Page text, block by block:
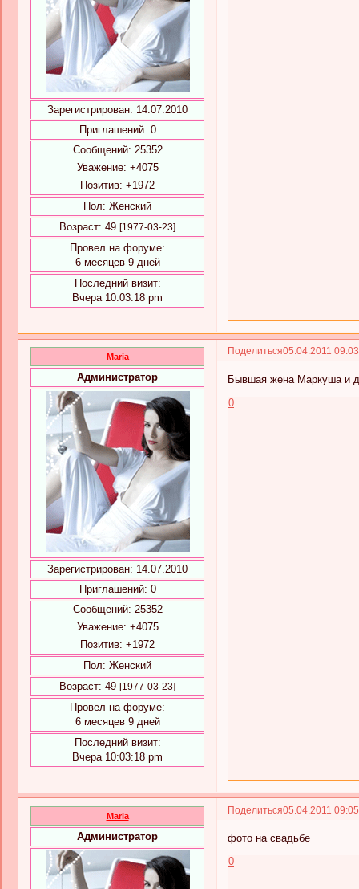
Зарегистрирован: 14.07.2010
Приглашений: 0
Сообщений: 25352
Уважение: +4075
Позитив: +1972
Пол: Женский
Возраст: 49 [1977-03-23]
Провел на форуме:
6 месяцев 9 дней
Последний визит:
Вчера 10:03:18 pm
Поделиться05.04.2011
Maria
Администратор
Зарегистрирован: 14.07.2010
Приглашений: 0
Сообщений: 25352
Уважение: +4075
Позитив: +1972
Пол: Женский
Возраст: 49 [1977-03-23]
Провел на форуме:
6 месяцев 9 дней
Последний визит:
Вчера 10:03:18 pm
Бывшая жена Маркуша и
0
Поделиться05.04.2011
Maria
Администратор
фото на свадьбе
0